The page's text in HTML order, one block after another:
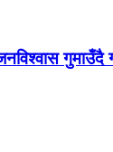
गुमाउँदै